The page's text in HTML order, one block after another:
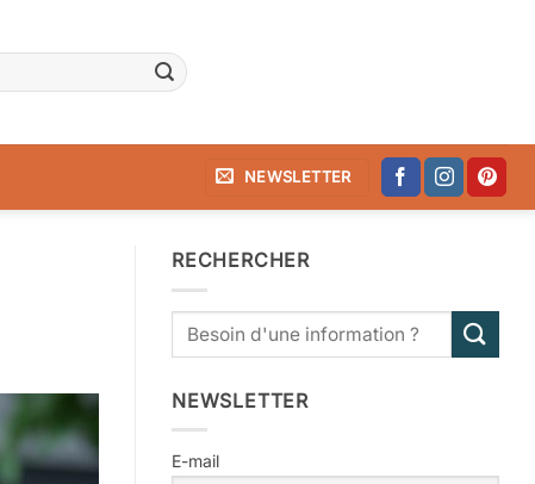
NEWSLETTER
RECHERCHER
NEWSLETTER
E-mail